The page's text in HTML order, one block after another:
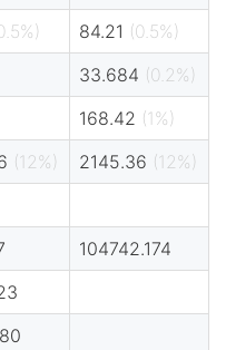
84.21 (0.5%)
33.684 (0.2%)
168.42 (1%)
(12%) 2145.36 (12%)
104742.174